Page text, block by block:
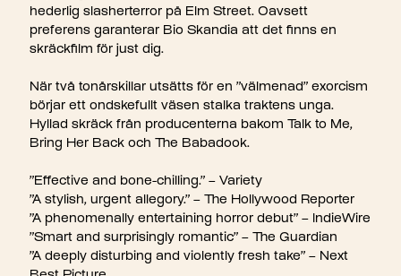
hederlig slasherterror på Elm Street. Oavsett
preferens garanterar Bio Skandia att det finns en
skräckfilm för just dig.
När två tonårskillar utsätts för en ”välmenad” exorcism
börjar ett ondskefullt väsen stalka traktens unga.
Hyllad skräck från producenterna bakom Talk to Me,
Bring Her Back och The Babadook.
”Effective and bone-chilling.” – Variety
”A stylish, urgent allegory.” – The Hollywood Reporter
”A phenomenally entertaining horror debut” – IndieWire
”Smart and surprisingly romantic” – The Guardian
”A deeply disturbing and violently fresh take” – Next